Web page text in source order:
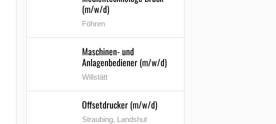
(m/w/d)
Föhren
Maschinen- und
Anlagenbediener (m/w/d)
Willstätt
Offsetdrucker (m/w/d)
Straubing, Landshut